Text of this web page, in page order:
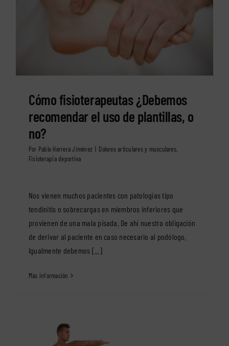
Cómo fisioterapeutas ¿Debemos
recomendar el uso de plantillas, o
no?
Por Pablo Herrera Jiménez Dolores articulares y musculares,
Fisioterapia deportiva
Nos vienen muchos pacientes con patologías tipo
tendinitis o sobrecargas en miembros inferiores que
provienen de una mala pisada. De ahí nuestra obligación
de derivar al paciente en caso necesario al podólogo.
Igualmente debemos [...]
Más información